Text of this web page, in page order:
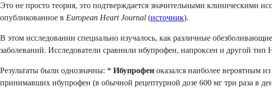
Это не просто теория, это подтверждается значительными клиническими
опубликованное в European Heart Journal (источник).
В этом исследовании специально изучалось, как различные
заболеваний. Исследователи сравнили ибупрофен, напроксен и другой
Результаты были однозначны: * Ибупрофен оказался наиболее вероятным
принимавших ибупрофен (в обычной рецептурной дозе 600 мг три раза в